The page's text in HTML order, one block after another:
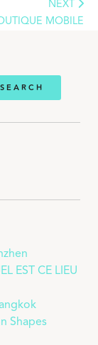
NEXT
MOBILE
EST CE LIEU
Shapes